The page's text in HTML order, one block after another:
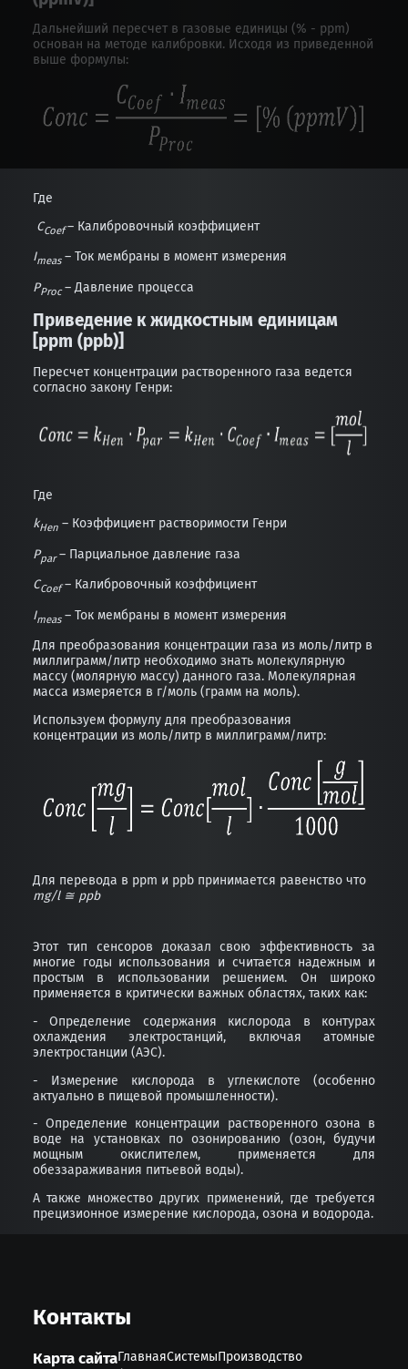
Дальнейший пересчет в газовые единицы (% - ppm)
основан на методе калибровки. Исходя из приведенной
выше формулы:
Где
CCoef– Калибровочный коэффициент
Imeas– Ток мембраны в момент измерения
PProc– Давление процесса
Приведение к жидкостным единицам
[ppm (ppb)]
Пересчет концентрации растворенного газа ведется
согласно закону Генри:
Где
kHen– Коэффициент растворимости Генри
Ppar– Парциальное давление газа
CCoef– Калибровочный коэффициент
Imeas– Ток мембраны в момент измерения
Для преобразования концентрации газа из моль/литр в
миллиграмм/литр необходимо знать молекулярную
массу (молярную массу) данного газа. Молекулярная
масса измеряется в г/моль (грамм на моль).
Используем формулу для преобразования
концентрации из моль/литр в миллиграмм/литр:
Для перевода в ppm и ppb принимается равенство что
mg/l ≅ ppb
Этот тип сенсоров доказал свою эффективность за
многие годы использования и считается надежным и
простым в использовании решением. Он широко
применяется в критически важных областях, таких как:
- Определение содержания кислорода в контурах
охлаждения электростанций, включая атомные
электростанции (АЭС).
- Измерение кислорода в углекислоте (особенно
актуально в пищевой промышленности).
- Определение концентрации растворенного озона в
воде на установках по озонированию (озон, будучи
мощным окислителем, применяется для
обеззараживания питьевой воды).
А также множество других применений, где требуется
прецизионное измерение кислорода, озона и водорода.
Контакты
Карта сайтаГлавнаяСистемыПроизводство